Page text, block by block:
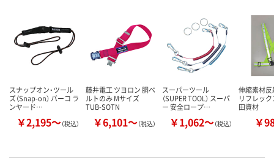
スナップオン・ツール
ズ（Snap-on） バーコ ラ
ンヤード…
￥2,195～（税込）
藤井電工 ツヨロン 胴ベ
ルトのみ Mサイズ
TUB-SOTN
￥6,101～（税込）
スーパーツール
（SUPER TOOL） スーパ
ー 安全ロープ…
￥1,062～（税込）
伸縮素材
リフレック
田資材
￥